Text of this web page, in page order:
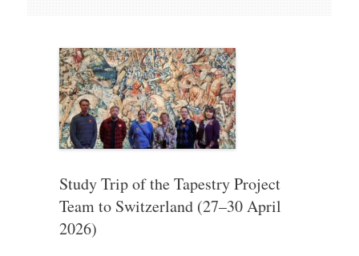
Study Trip of the Tapestry Project
Team to Switzerland (27–30 April
2026)